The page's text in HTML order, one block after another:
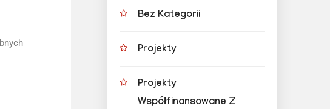
Bez Kategorii
Projekty
Projekty
Współfinansowane Z